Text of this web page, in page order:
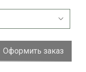
Оформить заказ